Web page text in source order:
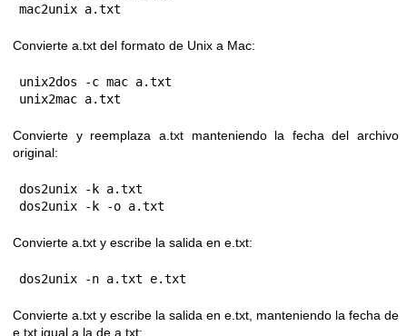
mac2unix a.txt
Convierte a.txt del formato de Unix a Mac:
unix2dos -c mac a.txt
unix2mac a.txt
Convierte y reemplaza a.txt manteniendo la fecha del archivo
original:
dos2unix -k a.txt
dos2unix -k -o a.txt
Convierte a.txt y escribe la salida en e.txt:
dos2unix -n a.txt e.txt
Convierte a.txt y escribe la salida en e.txt, manteniendo la fecha de
e.txt igual a la de a.txt: